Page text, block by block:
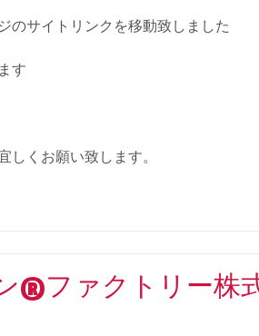
のサイトリンクを移動致しました
す
しくお願い致します。
®︎ファクトリー株